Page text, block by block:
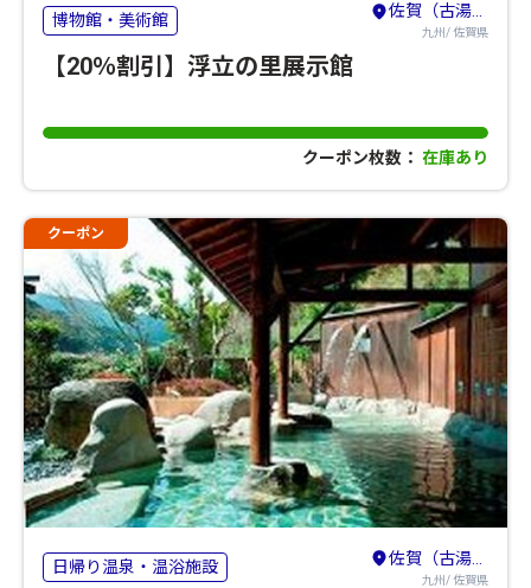
博物館・美術館 佐賀（古湯・熊の川）・鳥栖・吉野ヶ里
九州/ 佐賀県
【20％割引】浮立の里展示館
クーポン枚数： 在庫あり
クーポン
日帰り温泉・温浴施設 佐賀（古湯・熊の川）・鳥栖・吉野ヶ里
九州/ 佐賀県